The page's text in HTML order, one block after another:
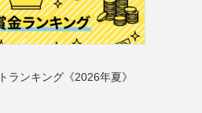
ランキング《2026年夏》